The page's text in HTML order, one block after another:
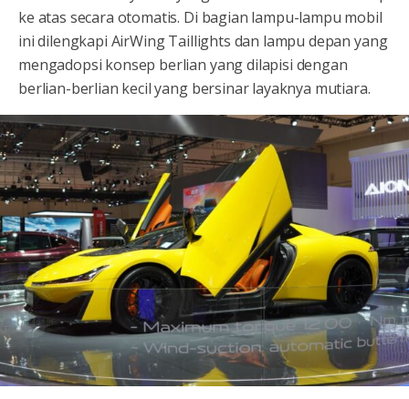
ke atas secara otomatis. Di bagian lampu-lampu mobil
ini dilengkapi AirWing Taillights dan lampu depan yang
mengadopsi konsep berlian yang dilapisi dengan
berlian-berlian kecil yang bersinar layaknya mutiara.